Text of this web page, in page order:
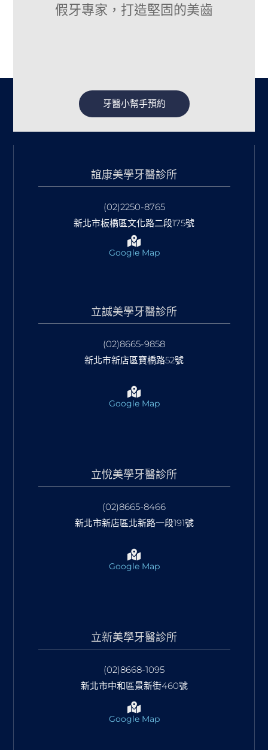
假牙專家，打造堅固的美齒
牙醫小幫手預約
誼康美學牙醫診所
(02)2250-8765
新北市板橋區文化路二段175號
Google Map
立誠美學牙醫診所
(02)8665-9858
新北市新店區寶橋路52號
Google Map
立悅美學牙醫診所
(02)8665-8466
新北市新店區北新路一段191號
Google Map
立新美學牙醫診所
(02)8668-1095
新北市中和區景新街460號
Google Map